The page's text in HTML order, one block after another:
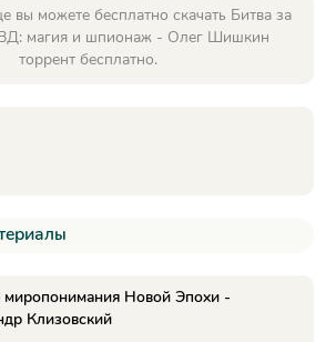
вы можете бесплатно скачать Битва за
магия и шпионаж - Олег Шишкин
торрент бесплатно.
Новой Эпохи -
Клизовский